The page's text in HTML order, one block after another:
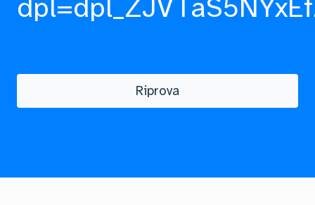
Riprova